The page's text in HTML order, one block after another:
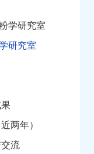
学研究室
研究室
两年）
流